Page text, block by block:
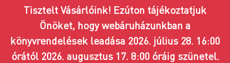
Tisztelt Vásárlóink! Ezúton tájékoztatjuk
Önöket, hogy webáruházunkban a
könyvrendelések leadása 2026. július 28. 16:00
órától 2026. augusztus 17. 8:00 óráig szünetel.